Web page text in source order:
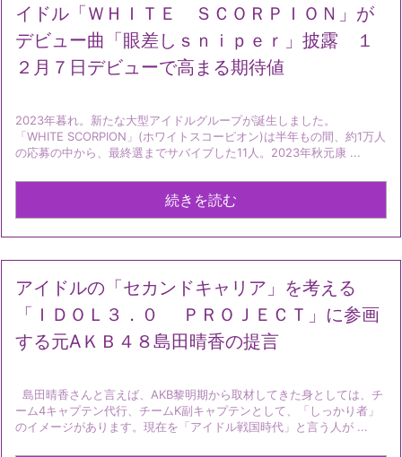
イドル「ＷＨＩＴＥ ＳＣＯＲＰＩＯＮ」が
デビュー曲「眼差しｓｎｉｐｅｒ」披露 １
２月７日デビューで高まる期待値
2023年暮れ。新たな大型アイドルグループが誕生しました。
「WHITE SCORPION」(ホワイトスコーピオン)は半年もの間、約1万人
の応募の中から、最終選までサバイブした11人。2023年秋元康 ...
続きを読む
アイドルの「セカンドキャリア」を考える
「ＩＤＯＬ３．０ ＰＲＯＪＥＣＴ」に参画
する元AＫＢ４８島田晴香の提言
島田晴香さんと言えば、AKB黎明期から取材してきた身としては、チ
ーム4キャプテン代行、チームK副キャプテンとして、「しっかり者」
のイメージがあります。現在を「アイドル戦国時代」と言う人が ...